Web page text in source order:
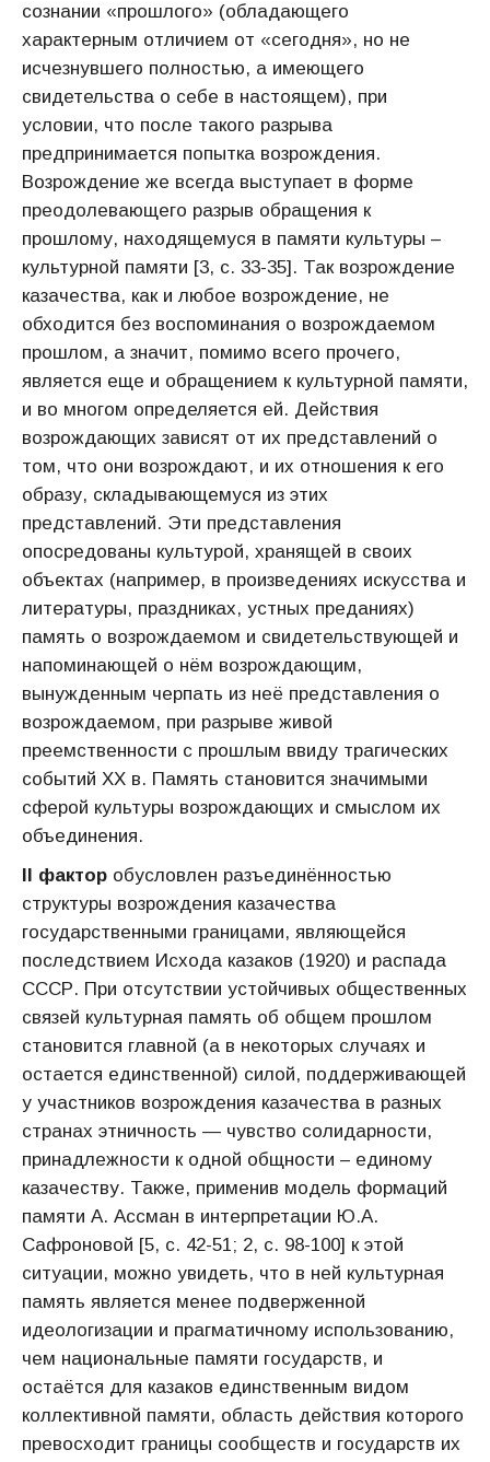
сознании «прошлого» (обладающего
характерным отличием от «сегодня», но не
исчезнувшего полностью, а имеющего
свидетельства о себе в настоящем), при
условии, что после такого разрыва
предпринимается попытка возрождения.
Возрождение же всегда выступает в форме
преодолевающего разрыв обращения к
прошлому, находящемуся в памяти культуры –
культурной памяти [3, с. 33-35]. Так возрождение
казачества, как и любое возрождение, не
обходится без воспоминания о возрождаемом
прошлом, а значит, помимо всего прочего,
является еще и обращением к культурной памяти,
и во многом определяется ей. Действия
возрождающих зависят от их представлений о
том, что они возрождают, и их отношения к его
образу, складывающемуся из этих
представлений. Эти представления
опосредованы культурой, хранящей в своих
объектах (например, в произведениях искусства и
литературы, праздниках, устных преданиях)
память о возрождаемом и свидетельствующей и
напоминающей о нём возрождающим,
вынужденным черпать из неё представления о
возрождаемом, при разрыве живой
преемственности с прошлым ввиду трагических
событий XX в. Память становится значимыми
сферой культуры возрождающих и смыслом их
объединения.
II фактор обусловлен разъединённостью
структуры возрождения казачества
государственными границами, являющейся
последствием Исхода казаков (1920) и распада
СССР. При отсутствии устойчивых общественных
связей культурная память об общем прошлом
становится главной (а в некоторых случаях и
остается единственной) силой, поддерживающей
у участников возрождения казачества в разных
странах этничность — чувство солидарности,
принадлежности к одной общности – единому
казачеству. Также, применив модель формаций
памяти А. Ассман в интерпретации Ю.А.
Сафроновой [5, с. 42-51; 2, с. 98-100] к этой
ситуации, можно увидеть, что в ней культурная
память является менее подверженной
идеологизации и прагматичному использованию,
чем национальные памяти государств, и
остаётся для казаков единственным видом
коллективной памяти, область действия которого
превосходит границы сообществ и государств их